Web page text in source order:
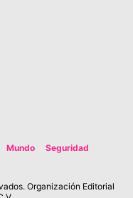
Mundo Seguridad
Organización Editorial